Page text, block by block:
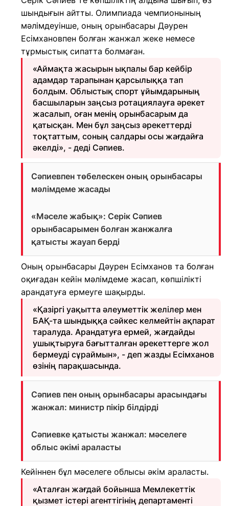
шындығын айтты. Олимпиада чемпионының
мәлімдеуінше, оның орынбасары Дәурен
Есімхановпен болған жанжал жеке немесе
тұрмыстық сипатта болмаған.
«Аймақта жасырын ықпалы бар кейбір
адамдар тарапынан қарсылыққа тап
болдым. Облыстық спорт ұйымдарының
басшыларын заңсыз ротациялауға әрекет
жасалып, оған менің орынбасарым да
қатысқан. Мен бұл заңсыз әрекеттерді
тоқтаттым, соның салдары осы жағдайға
әкелді», - деді Сәпиев.
Сәпиевпен төбелескен оның орынбасары
мәлімдеме жасады
«Мәселе жабық»: Серік Сәпиев
орынбасарымен болған жанжалға
қатысты жауап берді
Оның орынбасары Дәурен Есімханов та болған
оқиғадан кейін мәлімдеме жасап, көпшілікті
арандатуға ермеуге шақырды.
«Қазіргі уақытта әлеуметтік желілер мен
БАҚ-та шындыққа сәйкес келмейтін ақпарат
таралуда. Арандатуға ермей, жағдайды
ушықтыруға бағытталған әрекеттерге жол
бермеуді сұраймын», - деп жазды Есімханов
өзінің парақшасында.
Сәпиев пен оның орынбасары арасындағы
жанжал: министр пікір білдірді
Сәпиевке қатысты жанжал: мәселеге
облыс әкімі араласты
Кейіннен бұл мәселеге облысы әкім араласты.
«Аталған жағдай бойынша Мемлекеттік
қызмет істері агенттігінің департаменті